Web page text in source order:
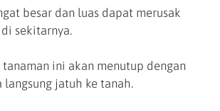
besar dan luas dapat merusak
sekitarnya.
ini akan menutup dengan
langsung jatuh ke tanah.